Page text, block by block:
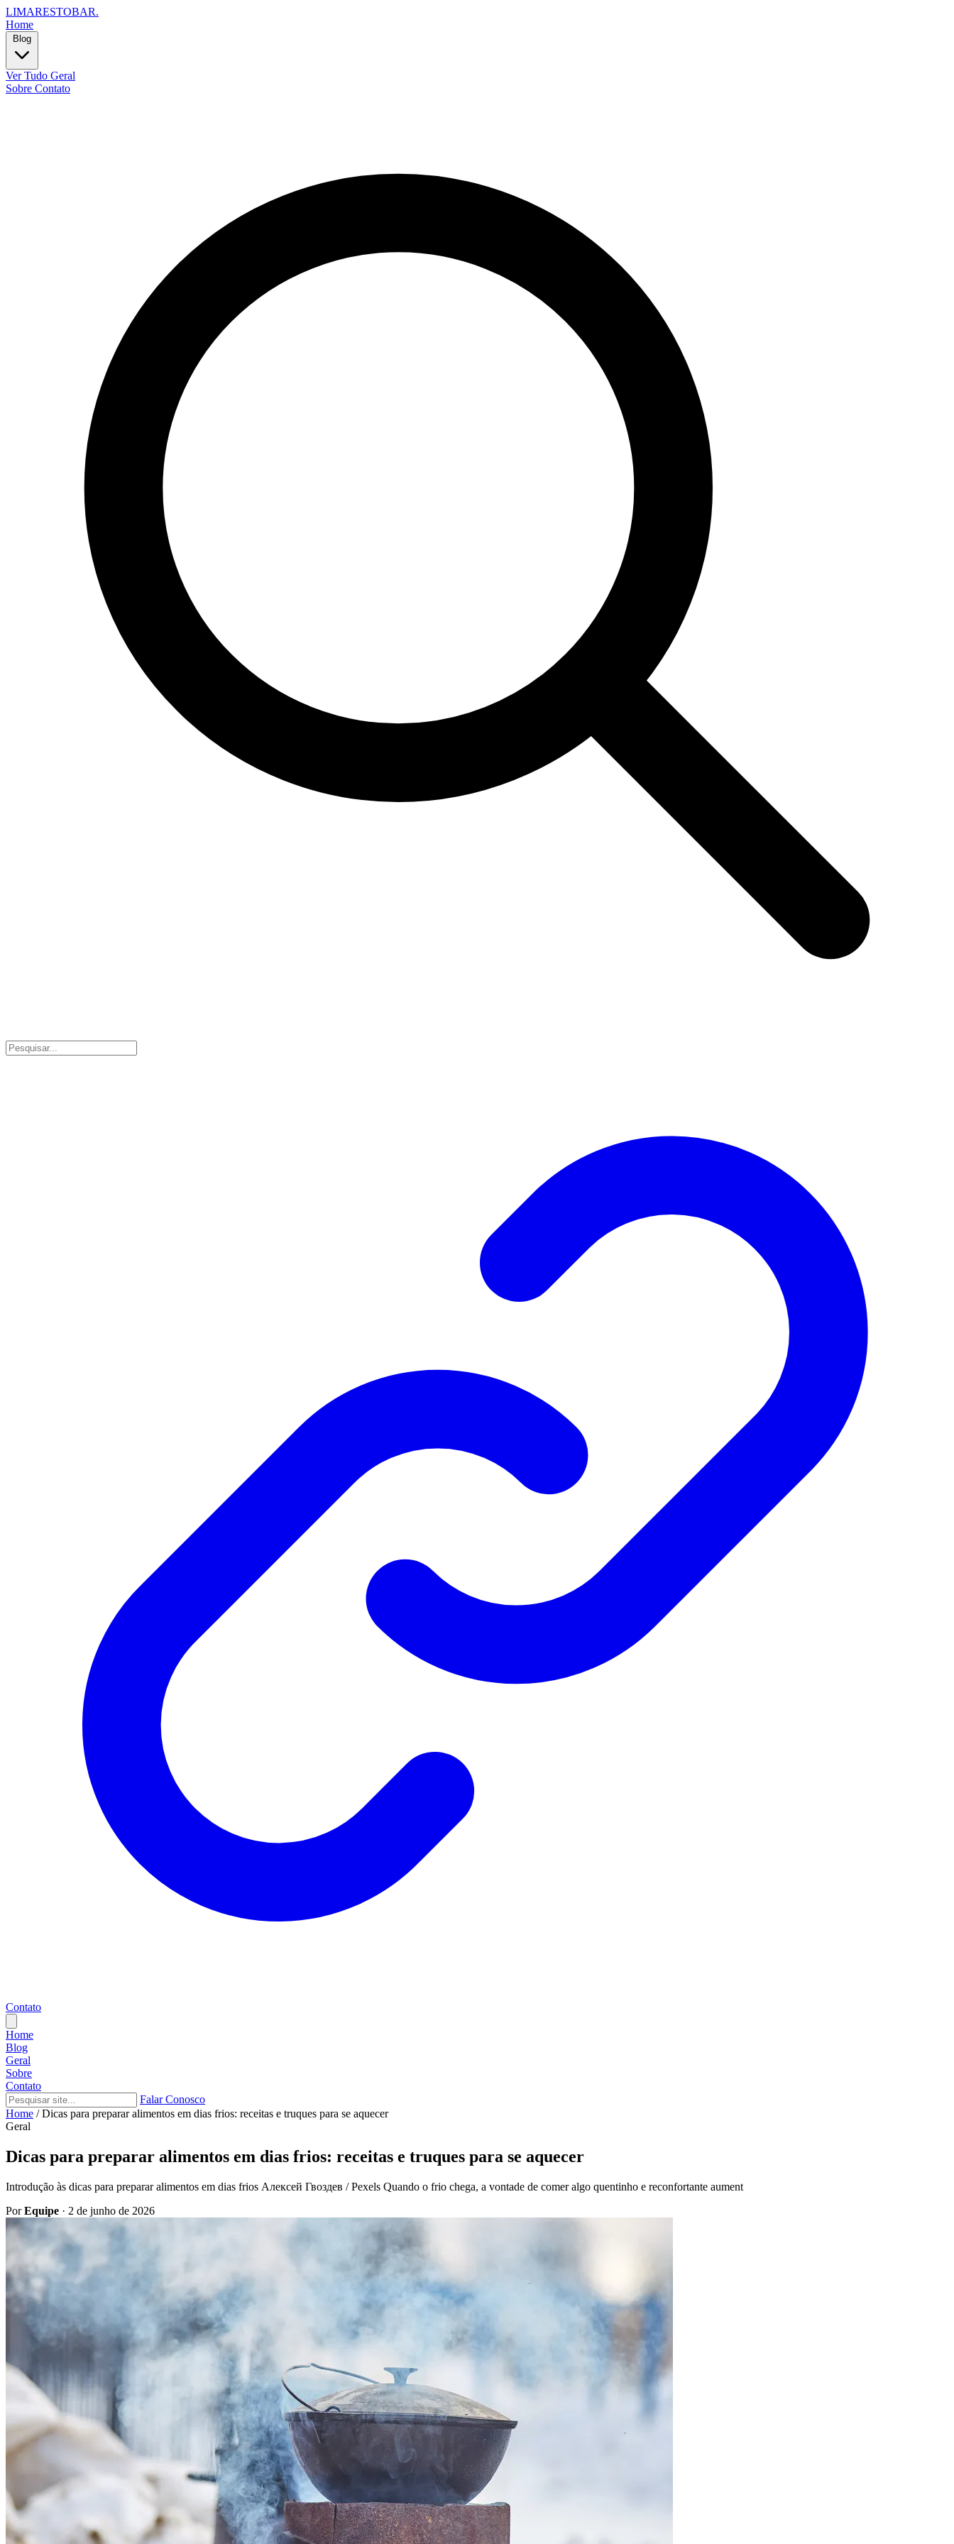
LIMARESTOBAR.
Home
Ver Tudo Geral
Sobre Contato
Contato
Home
Blog
Geral
Sobre
Contato
Falar Conosco
Home / Dicas para preparar alimentos em dias frios: receitas e truques para se aquecer
Geral
Dicas para preparar alimentos em dias frios: receitas e truques para se aquecer
Introdução às dicas para preparar alimentos em dias frios Алексей Гвоздев / Pexels Quando o frio chega, a vontade de comer algo quentinho e reconfortante aument
PorEquipe · 2 de junho de 2026